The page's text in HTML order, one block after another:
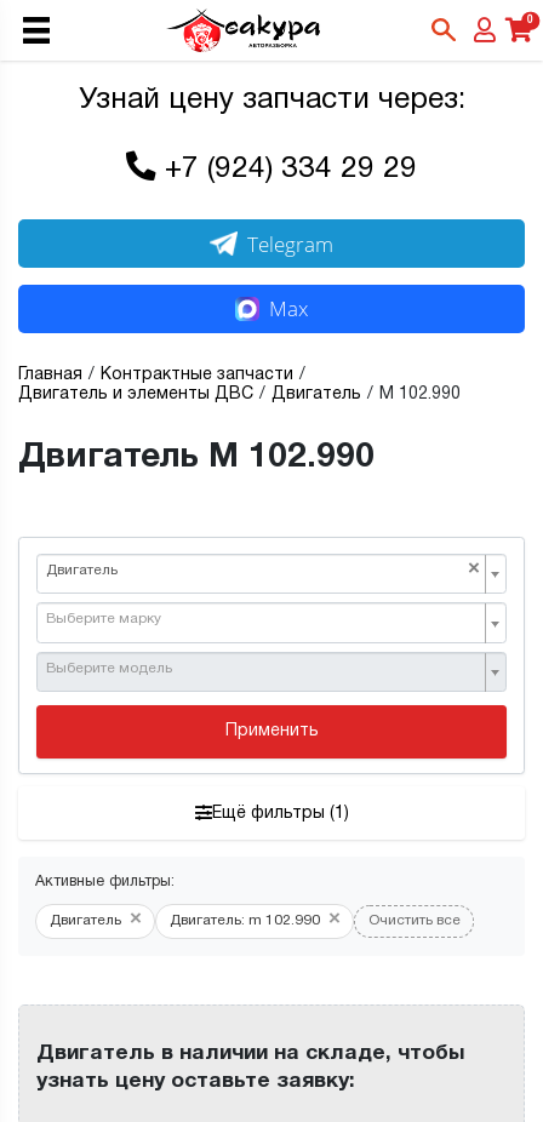
0
Узнай цену запчасти через:
+7 (924) 334 29 29
Telegram
Max
Главная
Контрактные запчасти
Двигатель и элементы ДВС
Двигатель M 102.990
Двигатель M 102.990
×
Двигатель
Выберите марку
Выберите модель
Применить
Ещё фильтры (1)
Активные фильтры:
Двигатель × Двигатель: m 102.990 × Очистить все
Двигатель в наличии на складе, чтобы
узнать цену оставьте заявку: